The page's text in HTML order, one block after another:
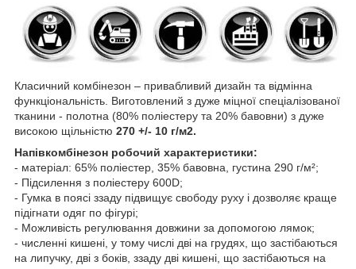
Класичний комбінезон – привабливий дизайн та відмінна
функціональність. Виготовлений з дуже міцної спеціалізованої
тканини - полотна (80% поліестеру та 20% бавовни) з дуже
високою щільністю 270 +/- 10 г/м2.
Напівкомбінезон робочий характеристики:
- матеріал: 65% поліестер, 35% бавовна, густина 290 г/м²;
- Підсилення з поліестеру 600D;
- Гумка в поясі ззаду підвищує свободу руху і дозволяє краще
підігнати одяг по фігурі;
- Можливість регулювання довжини за допомогою лямок;
- численні кишені, у тому числі дві на грудях, що застібаються
на липучку, дві з боків, ззаду дві кишені, що застібаються на